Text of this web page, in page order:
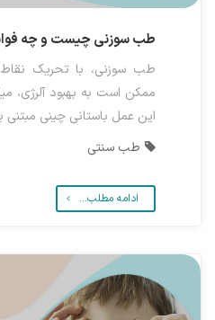
طب سوزنی چیست و چه
طب سوزنی، با تحریک
ممکن است به بهبود آلرژی،
این عمل باستانی چینی
طب سنتی
ادامه مطلب...